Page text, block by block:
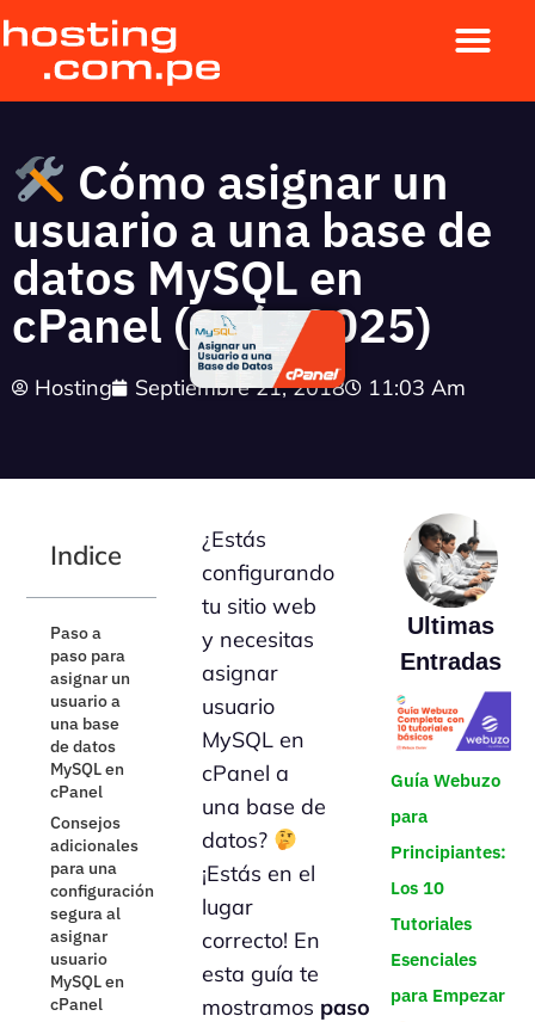
Cómo asignar un
usuario a una base de
datos MySQL en
cPanel (Guía 2025)
Hosting Septiembre 21, 2018 11:03 Am
Indice
Paso a
paso para
asignar un
usuario a
una base
de datos
MySQL en
cPanel
Consejos
adicionales
para una
configuración
segura al
asignar
usuario
MySQL en
cPanel
¿Estás
configurando
tu sitio web
y necesitas
asignar
usuario
MySQL en
cPanel a
una base de
datos?
¡Estás en el
lugar
correcto! En
esta guía te
mostramos paso
Ultimas
Entradas
Guía Webuzo
para
Principiantes:
Los 10
Tutoriales
Esenciales
para Empezar